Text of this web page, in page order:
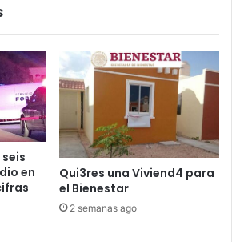
en
Qui3res una Viviend4 para
el Bienestar
2 semanas ago